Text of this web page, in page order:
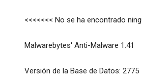
<<<<<<< No se ha encontrado
Malwarebytes' Anti-Malware 1.41
Versión de la Base de Datos: 2775